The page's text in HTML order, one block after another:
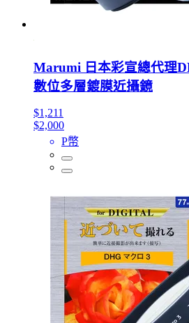
Marumi 日本彩宣總代理
數位多層鍍膜近攝鏡
$1,211
$2,000
P幣